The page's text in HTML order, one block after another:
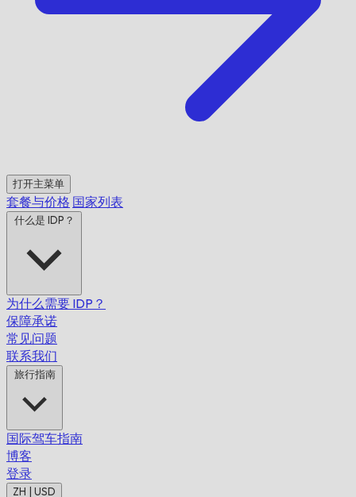
打开主菜单
套餐与价格 国家列表
什么是 IDP？
为什么需要 IDP？
保障承诺
常见问题
联系我们
旅行指南
国际驾车指南
博客
登录
ZH | USD